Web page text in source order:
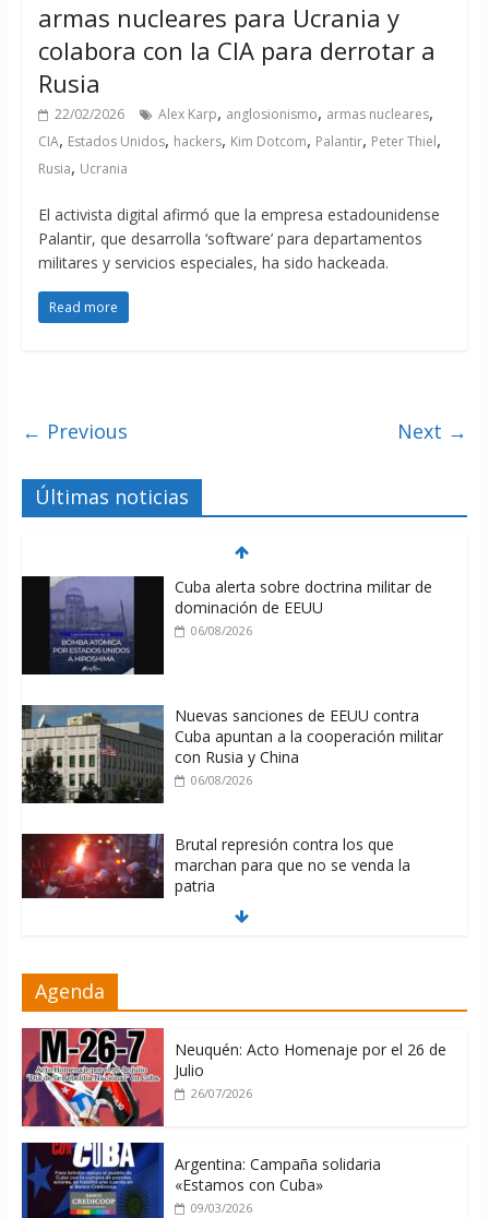
armas nucleares para Ucrania y
colabora con la CIA para derrotar a
Rusia
22/02/2026 Alex Karp, anglosionismo, armas nucleares,
CIA, Estados Unidos, hackers, Kim Dotcom, Palantir, Peter Thiel,
Rusia, Ucrania
El activista digital afirmó que la empresa estadounidense
Palantir, que desarrolla ‘software’ para departamentos
militares y servicios especiales, ha sido hackeada.
Read more
← Previous Next →
Últimas noticias
Cuba alerta sobre doctrina militar de
dominación de EEUU
06/08/2026
Nuevas sanciones de EEUU contra
Cuba apuntan a la cooperación militar
con Rusia y China
06/08/2026
Brutal represión contra los que
marchan para que no se venda la
patria
06/08/2026
06/08/2026
Agenda
Neuquén: Acto Homenaje por el 26 de
Julio
26/07/2026
Argentina: Campaña solidaria
«Estamos con Cuba»
09/03/2026